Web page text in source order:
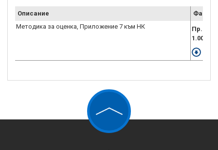
Описание
Файл
Методика за оценка, Приложение 7 към НК
Пр. 7 -